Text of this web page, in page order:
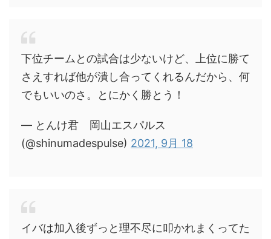
下位チームとの試合は少ないけど、上位に勝て
さえすれば他が潰し合ってくれるんだから、何
でもいいのさ。とにかく勝とう！
— とんけ君 岡山エスパルス
(@shinumadespulse) 2021, 9月 18
イバは加入後ずっと理不尽に叩かれまくってた